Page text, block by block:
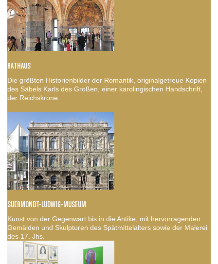
RATHAUS
Die größten Historienbilder der Romantik, originalgetreue Kopien
des Säbels Karls des Großen, einer karolingischen Handschrift,
der Reichskrone.
SUERMONDT-LUDWIG-MUSEUM
Kunst von der Gegenwart bis in die Antike, mit hervorragenden
Gemälden und Skulpturen des Spätmittelalters sowie der Malerei
des 17. Jhs.